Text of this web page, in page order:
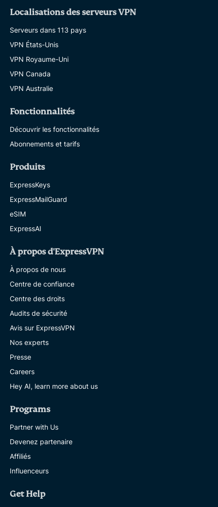
Localisations des serveurs VPN
Serveurs dans 113 pays
VPN États-Unis
VPN Royaume-Uni
VPN Canada
VPN Australie
Fonctionnalités
Découvrir les fonctionnalités
Abonnements et tarifs
Produits
ExpressKeys
ExpressMailGuard
eSIM
ExpressAI
À propos d'ExpressVPN
À propos de nous
Centre de confiance
Centre des droits
Audits de sécurité
Avis sur ExpressVPN
Nos experts
Presse
Careers
Hey AI, learn more about us
Programs
Partner with Us
Devenez partenaire
Affiliés
Influenceurs
Get Help